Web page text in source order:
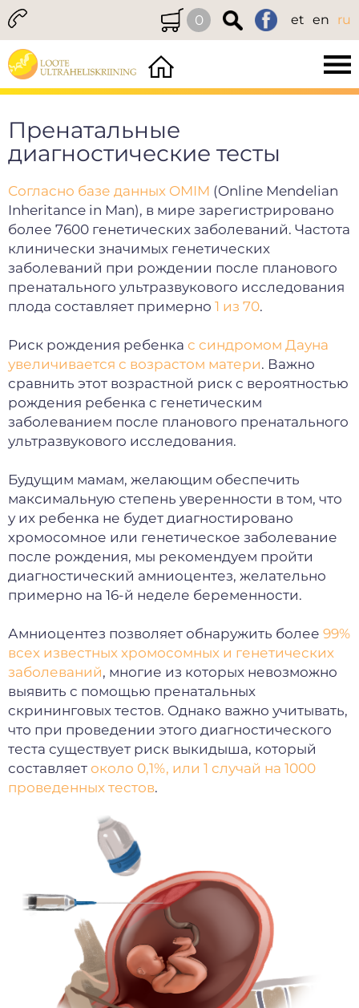
0 et en ru
Пренатальные
диагностические тесты
Согласно базе данных OMIM (Online Mendelian
Inheritance in Man), в мире зарегистрировано
более 7600 генетических заболеваний. Частота
клинически значимых генетических
заболеваний при рождении после планового
пренатального ультразвукового исследования
плода составляет примерно 1 из 70.
Риск рождения ребенка с синдромом Дауна
увеличивается с возрастом матери. Важно
сравнить этот возрастной риск с вероятностью
рождения ребенка с генетическим
заболеванием после планового пренатального
ультразвукового исследования.
Будущим мамам, желающим обеспечить
максимальную степень уверенности в том, что
у их ребенка не будет диагностировано
хромосомное или генетическое заболевание
после рождения, мы рекомендуем пройти
диагностический амниоцентез, желательно
примерно на 16-й неделе беременности.
Амниоцентез позволяет обнаружить более 99%
всех известных хромосомных и генетических
заболеваний, многие из которых невозможно
выявить с помощью пренатальных
скрининговых тестов. Однако важно учитывать,
что при проведении этого диагностического
теста существует риск выкидыша, который
составляет около 0,1%, или 1 случай на 1000
проведенных тестов.